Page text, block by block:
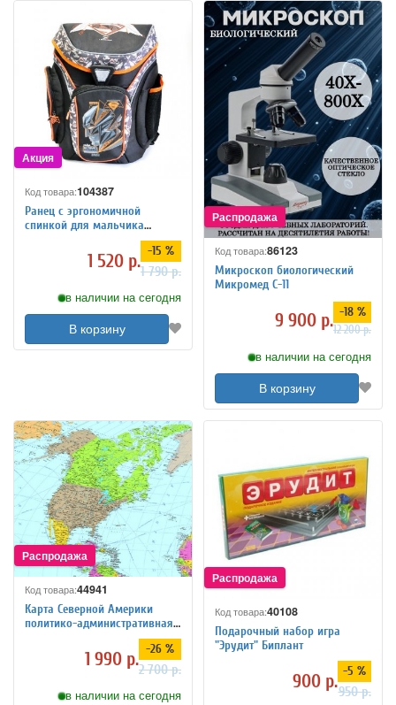
Код товара:104387
Ранец с эргономичной
спинкой для мальчика
1 520 р. -15 %
1 790 р.
в наличии на сегодня
В корзину
Код товара:86123
Микроскоп биологический
Микромед С-11
9 900 р. -18 %
12 200 р.
в наличии на сегодня
В корзину
Код товара:44941
Карта Северной Америки
политико-административная
1 990 р. -26 %
2 700 р.
в наличии на сегодня
Код товара:40108
Подарочный набор игра
"Эрудит" Биплант
900 р. -5 %
950 р.